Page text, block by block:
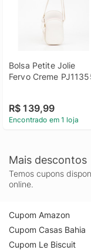
Bolsa Petite Jolie
Fervo Creme
R$ 139,99
Encontrado em 1 loja
Mais descontos
Temos cupons
online.
Cupom Amazon
Cupom Casas Bahia
Cupom Le Biscuit